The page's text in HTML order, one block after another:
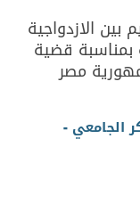
بين الازدواجية
بمناسبة قضية
مصر
الجامعي -